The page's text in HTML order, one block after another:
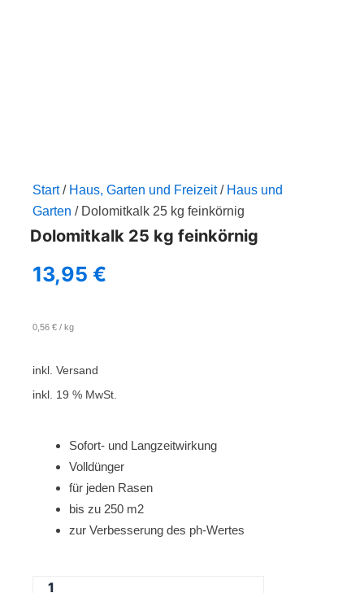
Start/ Haus, Garten und Freizeit/ Haus und
Garten / Dolomitkalk 25 kg feinkörnig
Dolomitkalk 25 kg feinkörnig
13,95 €
0,56 € / kg
inkl. Versand
inkl. 19 % MwSt.
Sofort- und Langzeitwirkung
Volldünger
für jeden Rasen
bis zu 250 m2
zur Verbesserung des ph-Wertes
Dolomitkalk